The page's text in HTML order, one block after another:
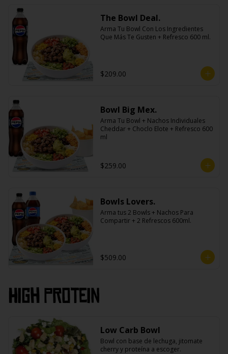
The Bowl Deal.
Arma Tu Bowl Con Los Ingredientes
Que Más Te Gusten + Refresco 600 ml.
$209.00
Bowl Big Mex.
Arma Tu Bowl + Nachos Individuales
Cheddar + Choclo Elote + Refresco 600
ml
$259.00
Bowls Lovers.
Arma tus 2 Bowls + Nachos Para
Compartir + 2 Refrescos 600ml.
$509.00
High PROtein
Low Carb Bowl
Bowl con base de lechuga, jitomate
cherry y proteína a escoger.